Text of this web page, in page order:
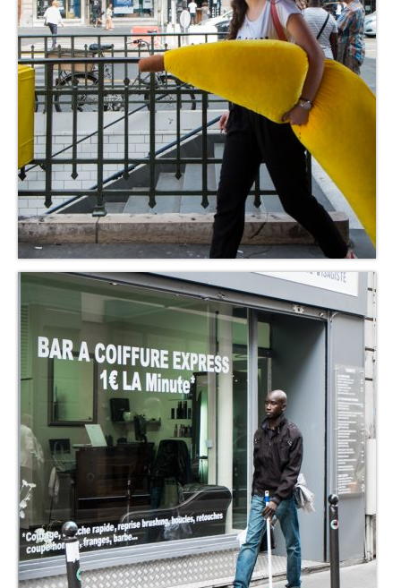
Sacs à mains
A propos
Présentation
S’abonner
Contact
Liens